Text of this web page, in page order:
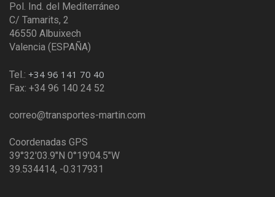
Pol. Ind. del Mediterráneo
C/ Tamarits, 2
46550 Albuixech
Valencia (ESPAÑA)
Tel.: +34 96 141 70 40
Fax: +34 96 140 24 52
correo@transportes-martin.com
Coordenadas GPS
39°32'03.9"N 0°19'04.5"W
39.534414, -0.317931